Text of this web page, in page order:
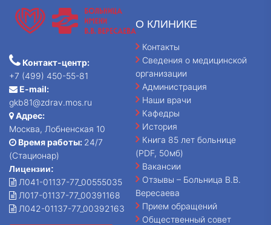
Контакт-центр:
+7 (499) 450-55-81
E-mail:
gkb81@zdrav.mos.ru
Адрес:
Москва, Лобненская 10
Время работы: 24/7
(Стационар)
Лицензии:
Л041-01137-77_00555035
Л017-01137-77_00391168
Л042-01137-77_00392163
О КЛИНИКЕ
Контакты
Сведения о медицинской
организации
Администрация
Наши врачи
Кафедры
История
Книга 85 лет больнице
(PDF, 50мб)
Вакансии
Отзывы – Больница В.В.
Вересаева
Прием обращений
Общественный совет